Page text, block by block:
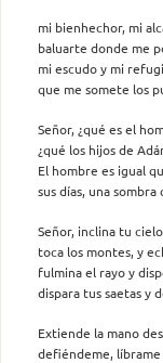
mi bienhechor, mi
baluarte donde me
mi escudo y mi
que me somete los
Señor, ¿qué es el
¿qué los hijos de
El hombre es igual
sus días, una sombra
Señor, inclina tu
toca los montes, y
fulmina el rayo y
dispara tus saetas y
Extiende la mano
defiéndeme, líbrame